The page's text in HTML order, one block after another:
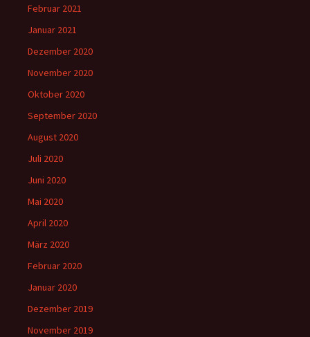
Februar 2021
Januar 2021
Dezember 2020
November 2020
Oktober 2020
September 2020
August 2020
Juli 2020
Juni 2020
Mai 2020
April 2020
März 2020
Februar 2020
Januar 2020
Dezember 2019
November 2019